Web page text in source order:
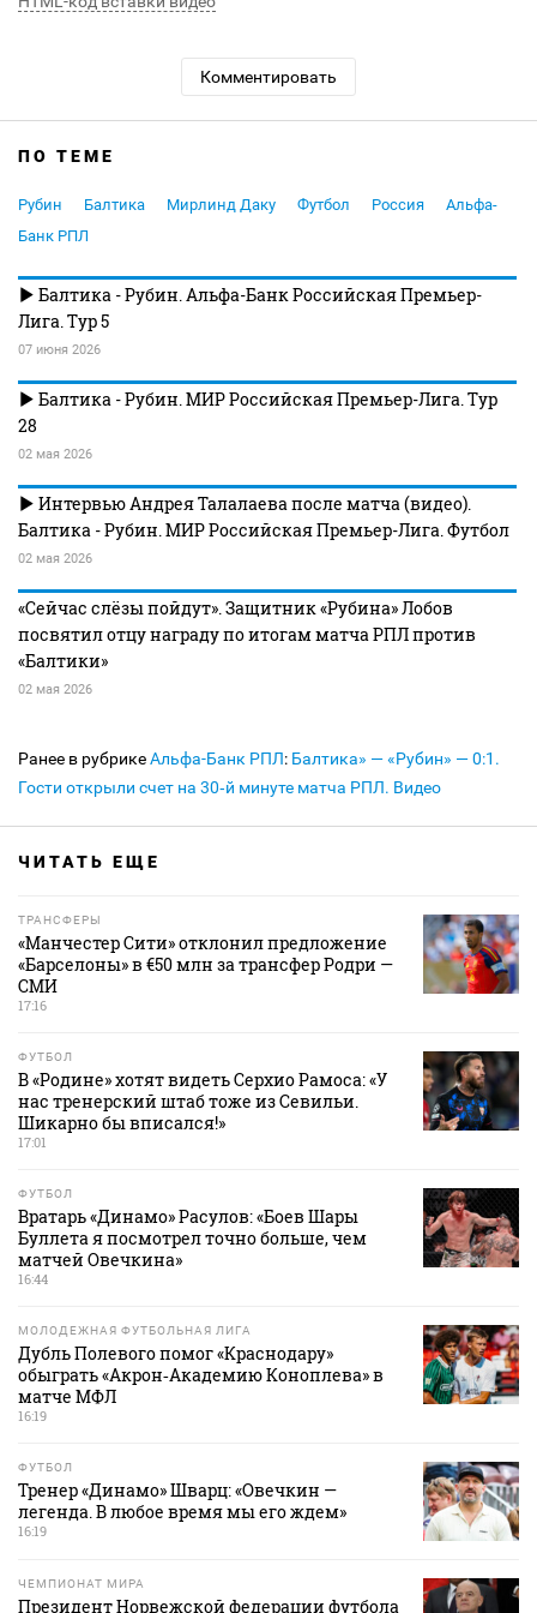
Комментировать
ПО ТЕМЕ
Рубин Балтика Мирлинд Даку Футбол Россия
Альфа-
Банк РПЛ
Балтика - Рубин. Альфа-Банк Российская Премьер-
Лига. Тур 5
07 июня 2026
Балтика - Рубин. МИР Российская Премьер-Лига. Тур
28
02 мая 2026
Интервью Андрея Талалаева после матча (видео).
Балтика - Рубин. МИР Российская Премьер-Лига. Футбол
02 мая 2026
«Сейчас слёзы пойдут». Защитник «Рубина» Лобов
посвятил отцу награду по итогам матча РПЛ против
«Балтики»
02 мая 2026
Ранее в рубрикеАльфа-Банк РПЛ: Балтика» — «Рубин» — 0:1.
Гости открыли счет на 30‑й минуте матча РПЛ. Видео
ЧИТАТЬ ЕЩЕ
ТРАНСФЕРЫ
«Манчестер Сити» отклонил предложение
«Барселоны» в €50 млн за трансфер Родри —
СМИ
17:16
ФУТБОЛ
В «Родине» хотят видеть Серхио Рамоса: «У
нас тренерский штаб тоже из Севильи.
Шикарно бы вписался!»
17:01
ФУТБОЛ
Вратарь «Динамо» Расулов: «Боев Шары
Буллета я посмотрел точно больше, чем
матчей Овечкина»
16:44
МОЛОДЕЖНАЯ ФУТБОЛЬНАЯ ЛИГА
Дубль Полевого помог «Краснодару»
обыграть «Акрон‑Академию Коноплева» в
матче МФЛ
16:19
ФУТБОЛ
Тренер «Динамо» Шварц: «Овечкин —
легенда. В любое время мы его ждем»
16:19
ЧЕМПИОНАТ МИРА
Президент Норвежской федерации футбола